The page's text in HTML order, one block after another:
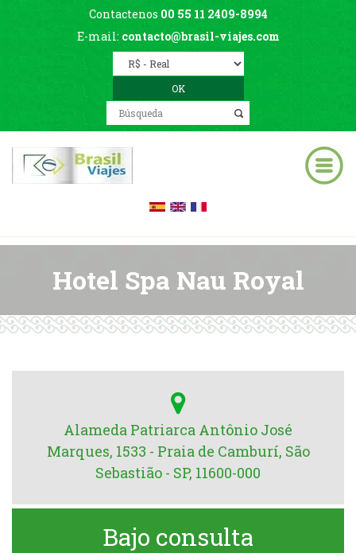
Contactenos 00 55 11 2409-8994
E-mail: contacto@brasil-viajes.com
Hotel Spa Nau Royal
Alameda Patriarca Antônio José
Marques, 1533 - Praia de Camburí, São
Sebastião - SP, 11600-000
Bajo consulta